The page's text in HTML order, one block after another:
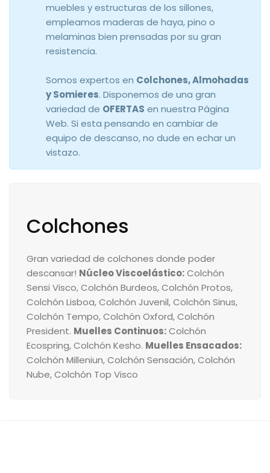
muebles y estructuras de los sillones,
empleamos maderas de haya, pino o
melaminas bien prensadas por su gran
resistencia.
Somos expertos en Colchones, Almohadas
y Somieres. Disponemos de una gran
variedad de OFERTAS en nuestra Página
Web. Si esta pensando en cambiar de
equipo de descanso, no dude en echar un
vistazo.
Colchones
Gran variedad de colchones donde poder
descansar! Núcleo Viscoelástico:Colchón
Sensi Visco,Colchón Burdeos,Colchón Protos,
Colchón Lisboa,Colchón Juvenil,Colchón Sinus,
Colchón Tempo,Colchón Oxford,Colchón
President. Muelles Continuos:Colchón
Ecospring,Colchón Kesho. Muelles Ensacados:
Colchón Milleniun,Colchón Sensación,Colchón
Nube, Colchón Top Visco